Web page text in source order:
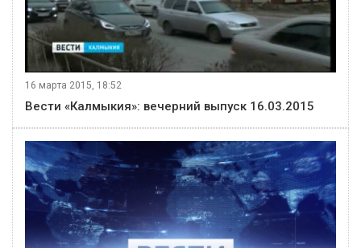
16 марта 2015, 18:52
Вести «Калмыкия»: вечерний выпуск 16.03.2015